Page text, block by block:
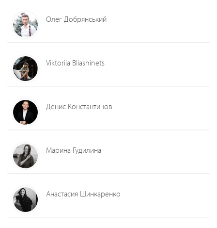
Олег Добрянський
Viktoriia Bliashinets
Денис Константинов
Марина Гудилина
Анастасия Шинкаренко